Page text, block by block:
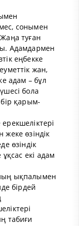
сонымен
туған
Адамдармен
еңбекке
жан,
адам – бұл
бола
қарым-
өзіндік
өзіндік
екі адам
ықпалымен
бірдей
табиғи